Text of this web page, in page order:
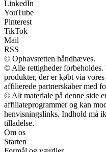
LinkedIn
YouTube
Pinterest
TikTok
Mail
RSS
© Ophavsretten håndhæves.
© Alle rettigheder forbeholdes.
produkter, der er købt via
affilierede partnerskaber med
© Alt materiale på denne side
affiliateprogrammer og kan
henvisningslinks. Indhold må
tilladelse.
Om os
Starten